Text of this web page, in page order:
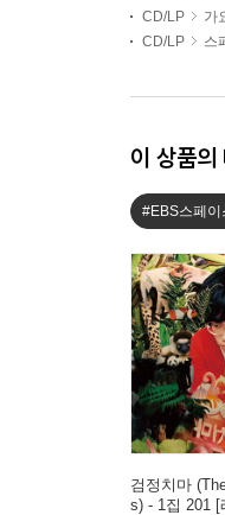
CD/LP 가
CD/LP
스
이 상품의
#EBS스페
검정치마
s) - 1집 201 [